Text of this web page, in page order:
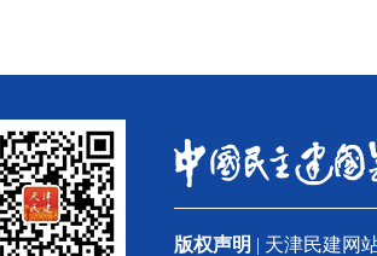
版权声明 | 天津民建网